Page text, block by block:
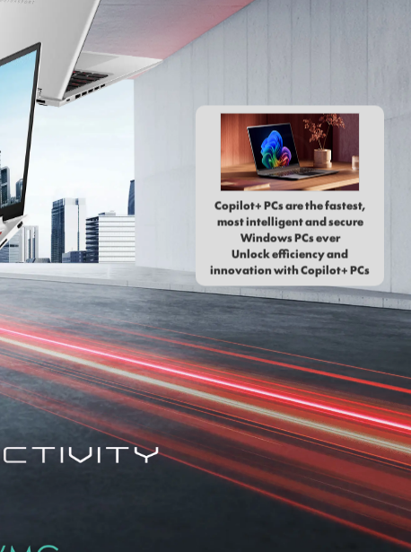
Copilot+ PCs are the fastest,
most intelligent and secure
Windows PCs ever
Unlock efficiency and
innovation with Copilot+ PCs